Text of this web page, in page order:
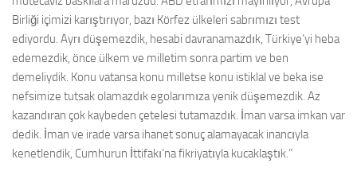
Birliği içimizi karıştırıyor, bazı Körfez ülkeleri sabrımızı test
ediyordu. Ayrı düşemezdik, hesabi davranamazdık, Türkiye’yi heba
edemezdik, önce ülkem ve milletim sonra partim ve ben
demeliydik. Konu vatansa konu milletse konu istiklal ve beka ise
nefsimize tutsak olamazdık egolarımıza yenik düşemezdik. Az
kazandıran çok kaybeden çetelesi tutamazdık. İman varsa imkan var
dedik. İman ve irade varsa ihanet sonuç alamayacak inancıyla
kenetlendik, Cumhurun İttifakı’na fikriyatıyla kucaklaştık.”